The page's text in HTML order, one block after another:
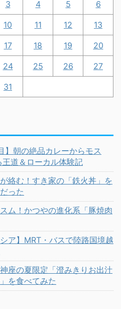
3 4 5 6
10 11 12 13
17 18 19 20
24 25 26 27
31
】朝の絶品カレーからモス
道＆ローカル体験記
絡む！すき家の「鉄火丼」を
った
ム！かつやの進化系「豚焼肉
ア】MRT・バスで陸路国境越
座の夏限定「澄みきりお出汁
を食べてみた